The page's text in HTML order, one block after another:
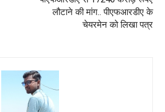
लौटाने की मांग.. पीएफआरडीए के
चेयरमेन को लिखा पत्र